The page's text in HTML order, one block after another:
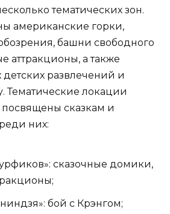
тематических зон.
американские горки,
башни свободного
аттракционы, а также
развлечений и
Тематические локации
сказкам и
них:
сказочные домики,
бой с Крэнгом;